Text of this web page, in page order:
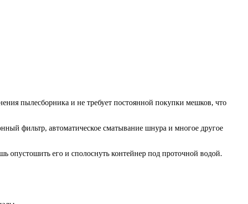
пылесборника и не требует постоянной покупки мешков, что
фильтр, автоматическое сматывание шнура и многое другое
опустошить его и сполоснуть контейнер под проточной водой.